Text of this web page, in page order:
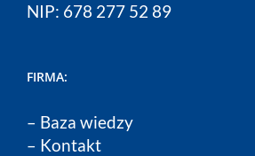
NIP: 678 277 52 89
FIRMA:
– Baza wiedzy
– Kontakt